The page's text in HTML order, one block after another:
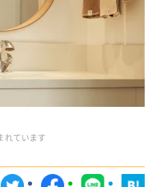
れています